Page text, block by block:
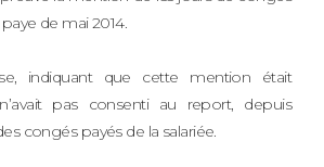
de mai 2014.
indiquant que cette mention était
pas consenti au report, depuis
congés payés de la salariée.